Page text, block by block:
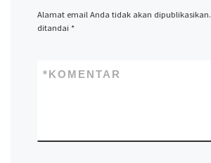
Alamat email Anda tidak akan dipublikasikan.
ditandai *
KOMENTAR
*